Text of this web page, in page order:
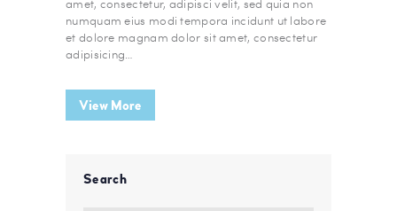
amet, consectetur, adipisci velit, sed quia non
numquam eius modi tempora incidunt ut labore
et dolore magnam dolor sit amet, consectetur
adipisicing…
View More
Search